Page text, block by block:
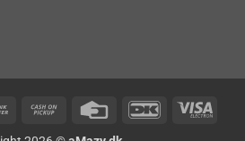
Bank
Cash
Credit
DanKort Visa